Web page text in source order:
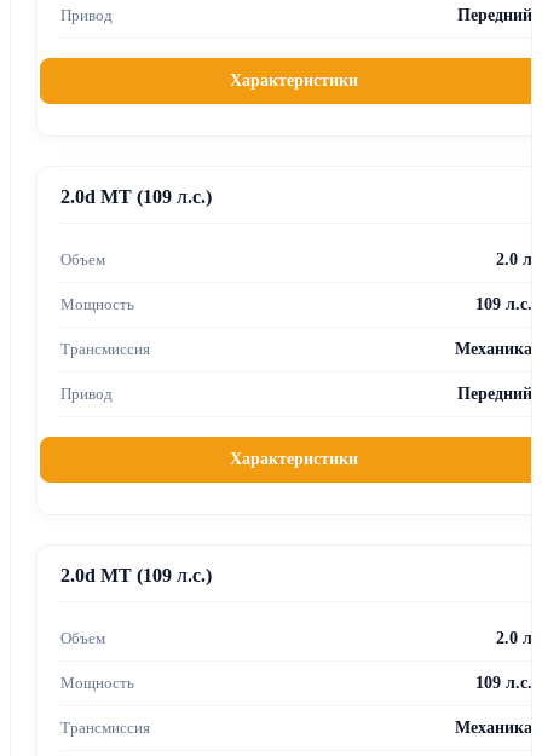
Передний
Характеристики
2.0d MT (109 л.с.)
2.0 л
109 л.с.
Механика
Передний
Характеристики
2.0d MT (109 л.с.)
2.0 л
109 л.с.
Механика